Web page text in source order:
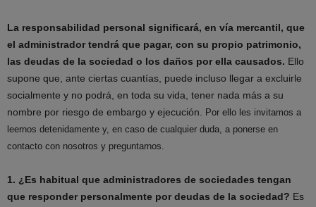
La responsabilidad personal significará, en vía mercantil, que
el administrador tendrá que pagar, con su propio patrimonio,
las deudas de la sociedad o los daños por ella causados. Ello
supone que, ante ciertas cuantías, puede incluso llegar a excluirle
socialmente y no podrá, en toda su vida, tener nada más a su
nombre por riesgo de embargo y ejecución.
Por ello les invitamos a
leernos detenidamente y, en caso de cualquier duda, a ponerse en
contacto con nosotros y preguntarnos.
1. ¿Es habitual que administradores de sociedades tengan
que responder personalmente por deudas de la sociedad? Es